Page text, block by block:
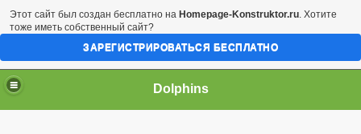
Dolphins
Этот сайт был создан бесплатно на Homepage-Konstruktor.ru. Хотите
тоже иметь собственный сайт?
ЗАРЕГИСТРИРОВАТЬСЯ БЕСПЛАТНО